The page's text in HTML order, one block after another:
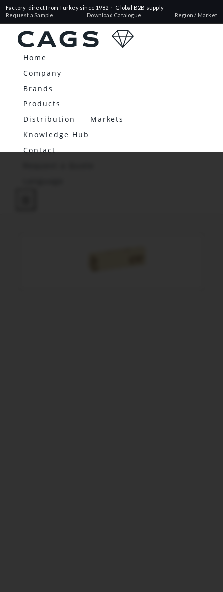
Factory-direct from Turkey since 1982 ·
Global B2B supply
Request a Sample
Download Catalogue Region / Market
Home
Company
Brands
Products
Distribution
Markets
Knowledge Hub
Contact